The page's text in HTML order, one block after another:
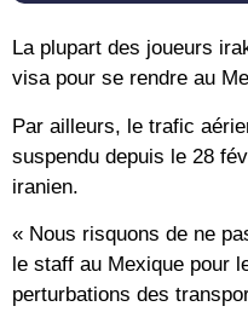
La plupart des joueurs
visa pour se rendre au
Par ailleurs, le trafic
suspendu depuis le 28
iranien.
« Nous risquons de ne
le staff au Mexique pour
perturbations des